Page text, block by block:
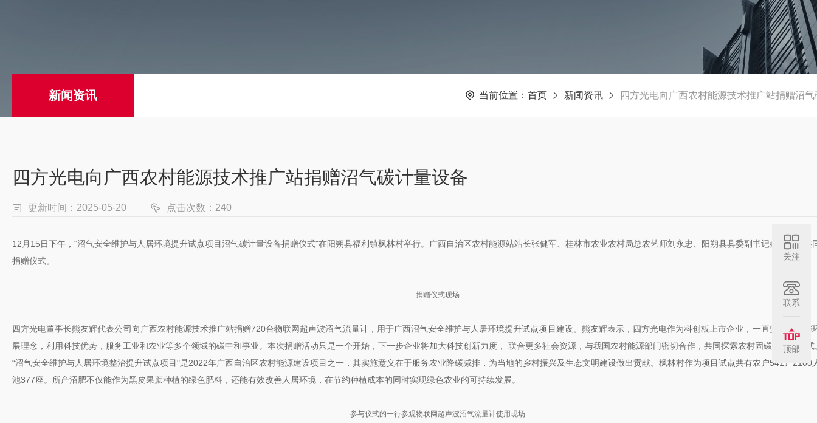
新闻资讯 当前位置： 首页 新闻资讯 四方光电向广西农村能源技术推广站捐赠沼
四方光电向广西农村能源技术推广站捐赠沼气碳计量设备
更新时间：2025-05-20 点击次数：240
12月15日下午，“沼气安全维护与人居环境提升试点项目沼气碳计量设备捐赠仪式"在阳朔县福利镇枫林村举行。广西自治区农村能源站站长张健军、桂林市农业农村局总农艺师刘永忠、阳朔县县委副书记秦太平等共
捐赠仪式。
捐赠仪式现场
四方光电董事长熊友辉代表公司向广西农村能源技术推广站捐赠720台物联网超声波沼气流量计，用于广西沼气安全维护与人居环境提升试点项目建设。熊友辉表示，四方光电作为科创板上市企业，一直坚持社会与
展理念，利用科技优势，服务工业和农业等多个领域的碳中和事业。本次捐赠活动只是一个开始，下一步企业将加大科技创新力度， 联合更多社会资源，与我国农村能源部门密切合作，共同探索农村固碳减排新模式
“沼气安全维护与人居环境整治提升试点项目"是2022年广西自治区农村能源建设项目之一，其实施意义在于服务农业降碳减排，为当地的乡村振兴及生态文明建设做出贡献。枫林村作为项目试点共有农户541户2100
池377座。所产沼肥不仅能作为黑皮果蔗种植的绿色肥料，还能有效改善人居环境，在节约种植成本的同时实现绿色农业的可持续发展。
参与仪式的一行参观物联网超声波沼气流量计使用现场
关注
联系
顶部